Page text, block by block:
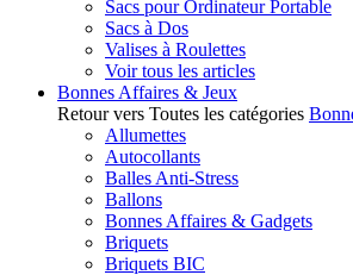
Sacs pour Ordinateur Portable
Sacs à Dos
Valises à Roulettes
Voir tous les articles
Bonnes Affaires & Jeux
Retour vers Toutes les catégories
Allumettes
Autocollants
Balles Anti-Stress
Ballons
Bonnes Affaires & Gadgets
Briquets
Briquets BIC